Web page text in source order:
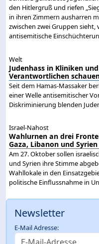
den Hitlergruß und riefen
in ihren Zimmern ausharren
zwischen zwei Gruppen
antisemitische
Welt
Judenhass in Kliniken
Verantwortlichen
Seit dem Hamas-Massaker
einer Welle antisemitischer
Diskriminierung blenden
Israel-Nahost
Wahlurnen an drei
Gaza, Libanon und
Am 27. Oktober sollen
und Syrien ihre Stimme
Wahllokale in den
politische Einflussnahme in
Newsletter
E-Mail Adresse: